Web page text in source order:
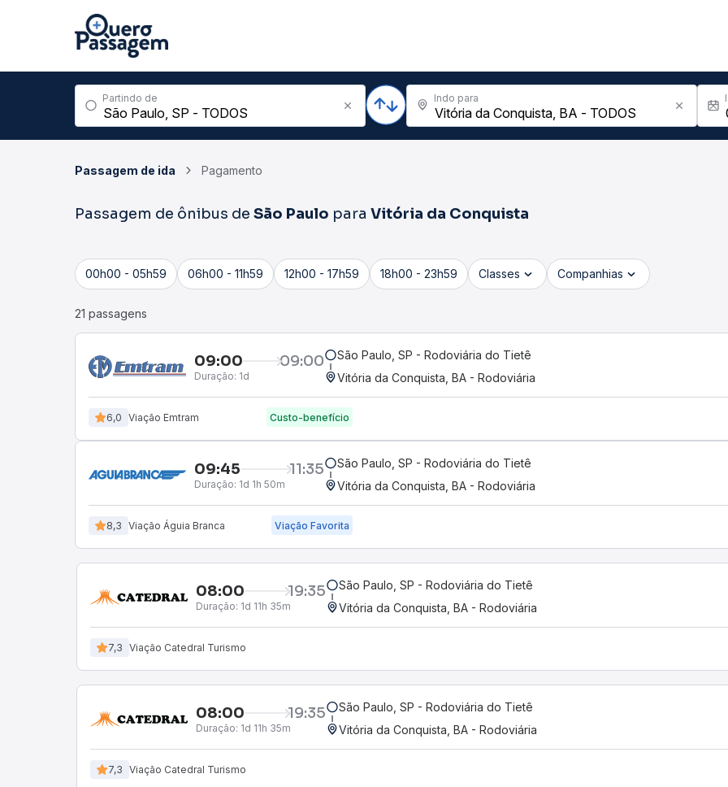
Partindo de Indo para
Passagem de ida Pagamento
Passagem de ônibus de São Paulo para Vitória da Conquista
00h00 - 05h59 06h00 - 11h59 12h00 - 17h59 18h00 - 23h59 Classes Companhias
21 passagens
09:00 09:00
Duração: 1d
São Paulo, SP - Rodoviária do Tietê
Vitória da Conquista, BA - Rodoviária
6,0 Viação Emtram Custo-benefício
09:45 11:35
Duração: 1d 1h 50m
São Paulo, SP - Rodoviária do Tietê
Vitória da Conquista, BA - Rodoviária
8,3 Viação Águia Branca Viação Favorita
08:00 19:35
Duração: 1d 11h 35m
São Paulo, SP - Rodoviária do Tietê
Vitória da Conquista, BA - Rodoviária
7,3 Viação Catedral Turismo
08:00 19:35
Duração: 1d 11h 35m
São Paulo, SP - Rodoviária do Tietê
Vitória da Conquista, BA - Rodoviária
7,3 Viação Catedral Turismo